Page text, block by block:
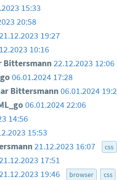
15:33
20:58
19:27
10:16
Bittersmann22.12.2023 12:06
06.01.2024 17:28
Bittersmann 06.01.2024
06.01.2024 22:06
14:56
15:53
21.12.2023 16:07 css
17:51
19:46 browser css